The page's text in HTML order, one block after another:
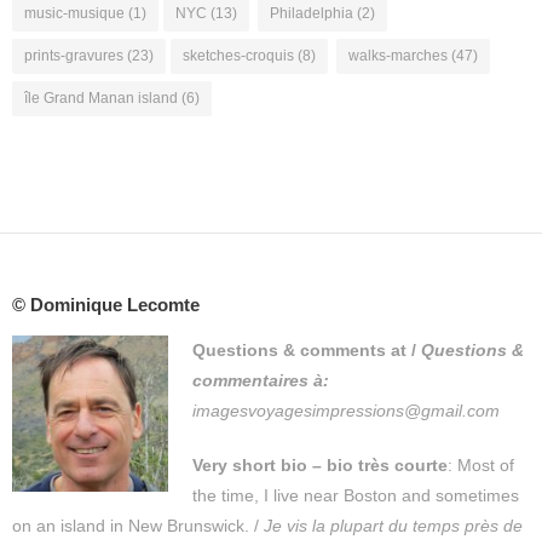
music-musique (1) NYC (13) Philadelphia (2)
prints-gravures (23) sketches-croquis (8) walks-marches (47)
île Grand Manan island (6)
© Dominique Lecomte
Questions & comments at / Questions &
commentaires à:
imagesvoyagesimpressions@gmail.com
Very short bio – bio très courte: Most of
the time, I live near Boston and sometimes
on an island in New Brunswick. / Je vis la plupart du temps près de